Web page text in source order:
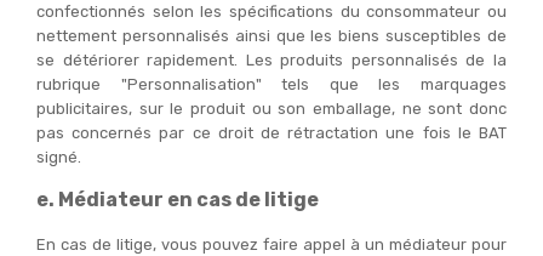
confectionnés selon les spécifications du consommateur ou
nettement personnalisés ainsi que les biens susceptibles de
se détériorer rapidement. Les produits personnalisés de la
rubrique "Personnalisation" tels que les marquages
publicitaires, sur le produit ou son emballage, ne sont donc
pas concernés par ce droit de rétractation une fois le BAT
signé.
e. Médiateur en cas de litige
En cas de litige, vous pouvez faire appel à un médiateur pour